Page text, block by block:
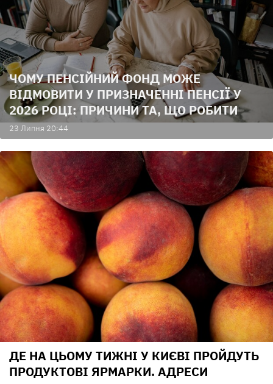
ЧОМУ ПЕНСІЙНИЙ ФОНД МОЖЕ
ВІДМОВИТИ У ПРИЗНАЧЕННІ ПЕНСІЇ У
2026 РОЦІ: ПРИЧИНИ ТА, ЩО РОБИТИ
23 Липня 20:44
ДЕ НА ЦЬОМУ ТИЖНІ У КИЄВІ ПРОЙДУТЬ
ПРОДУКТОВІ ЯРМАРКИ. АДРЕСИ